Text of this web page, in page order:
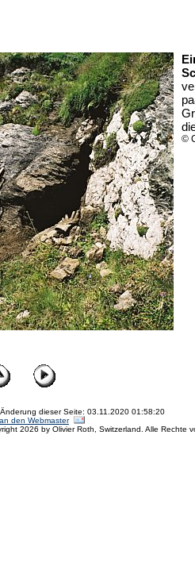
©
dieser Seite: 03.11.2020 01:58:20
den Webmaster
2026 by Olivier Roth, Switzerland. Alle Rechte